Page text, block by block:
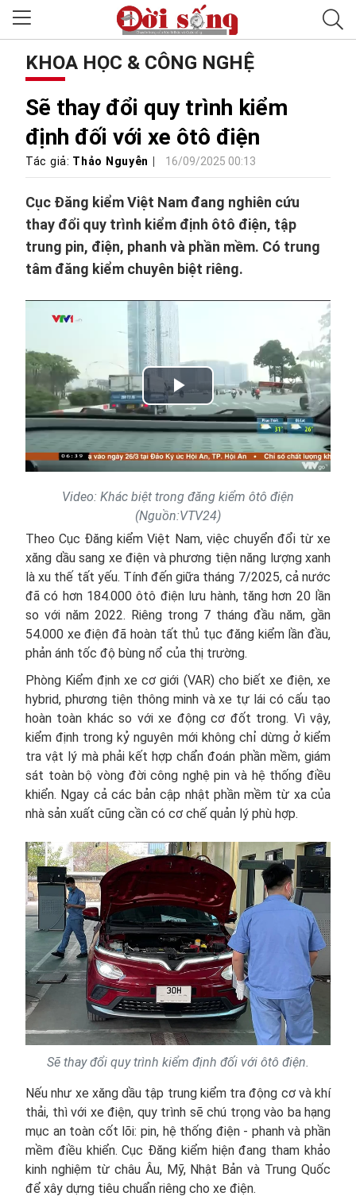
KHOA HỌC & CÔNG NGHỆ
Sẽ thay đổi quy trình kiểm
định đối với xe ôtô điện
Tác giả: Thảo Nguyễn 16/09/2025 00:13
Cục Đăng kiểm Việt Nam đang nghiên cứu
thay đổi quy trình kiểm định ôtô điện, tập
trung pin, điện, phanh và phần mềm. Có trung
tâm đăng kiểm chuyên biệt riêng.
Play
Video
Video: Khác biệt trong đăng kiểm ôtô điện
(Nguồn:VTV24)
Theo Cục Đăng kiểm Việt Nam, việc chuyển đổi từ xe
xăng dầu sang xe điện và phương tiện năng lượng xanh
là xu thế tất yếu. Tính đến giữa tháng 7/2025, cả nước
đã có hơn 184.000 ôtô điện lưu hành, tăng hơn 20 lần
so với năm 2022. Riêng trong 7 tháng đầu năm, gần
54.000 xe điện đã hoàn tất thủ tục đăng kiểm lần đầu,
phản ánh tốc độ bùng nổ của thị trường.
Phòng Kiểm định xe cơ giới (VAR) cho biết xe điện, xe
hybrid, phương tiện thông minh và xe tự lái có cấu tạo
hoàn toàn khác so với xe động cơ đốt trong. Vì vậy,
kiểm định trong kỷ nguyên mới không chỉ dừng ở kiểm
tra vật lý mà phải kết hợp chẩn đoán phần mềm, giám
sát toàn bộ vòng đời công nghệ pin và hệ thống điều
khiển. Ngay cả các bản cập nhật phần mềm từ xa của
nhà sản xuất cũng cần có cơ chế quản lý phù hợp.
Sẽ thay đổi quy trình kiểm định đối với ôtô điện.
Nếu như xe xăng dầu tập trung kiểm tra động cơ và khí
thải, thì với xe điện, quy trình sẽ chú trọng vào ba hạng
mục an toàn cốt lõi: pin, hệ thống điện - phanh và phần
mềm điều khiển. Cục Đăng kiểm hiện đang tham khảo
kinh nghiệm từ châu Âu, Mỹ, Nhật Bản và Trung Quốc
để xây dựng tiêu chuẩn riêng cho xe điện.